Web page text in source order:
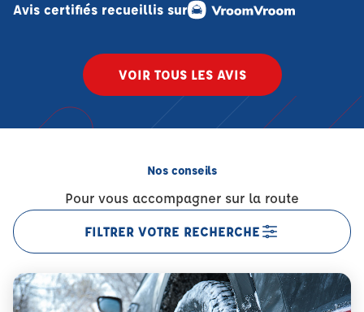
Avis certifiés recueillis sur
VOIR TOUS LES AVIS
Nos conseils
Pour vous accompagner sur la route
FILTRER VOTRE RECHERCHE